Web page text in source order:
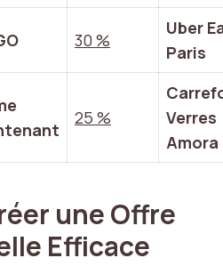
30 %
Uber
Paris
25 %
Verres
Amora
une Offre
Efficace